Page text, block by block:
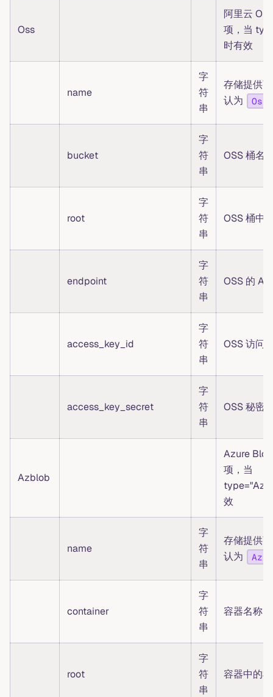
Oss
阿里云
项，当
时有效
name
字
符
串
存储提供
认为
Oss
bucket
字
符
串
OSS 桶名
root
字
符
串
OSS 桶中
endpoint
字
符
串
OSS 的
access_key_id
字
符
串
OSS 访问
access_key_secret
字
符
串
OSS 秘密
Azblob
Azure
项，当
效
name
字
符
串
存储提供
认为
container
字
符
串
容器名称
root
字
符
串
容器中的